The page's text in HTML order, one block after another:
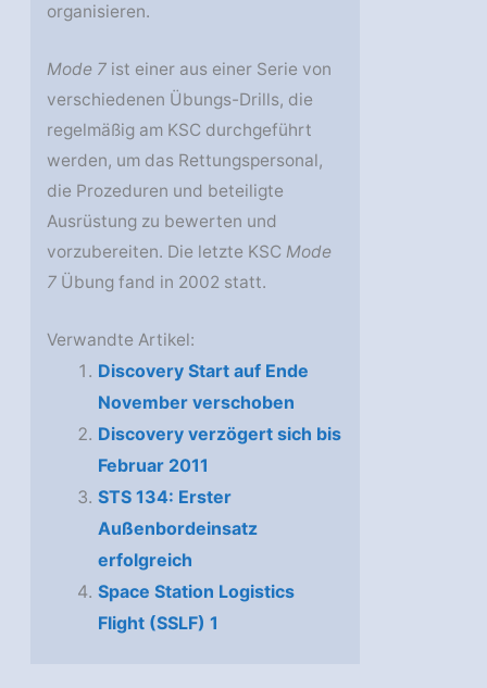
organisieren.
Mode 7 ist einer aus einer Serie von
verschiedenen Übungs-Drills, die
regelmäßig am KSC durchgeführt
werden, um das Rettungspersonal,
die Prozeduren und beteiligte
Ausrüstung zu bewerten und
vorzubereiten. Die letzte KSCMode
7 Übung fand in 2002 statt.
Verwandte Artikel:
Discovery Start auf Ende
November verschoben
Discovery verzögert sich bis
Februar 2011
STS 134: Erster
Außenbordeinsatz
erfolgreich
Space Station Logistics
Flight (SSLF) 1